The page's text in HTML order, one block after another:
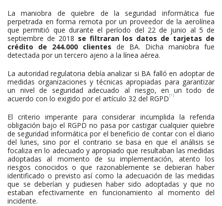
La maniobra de quiebre de la seguridad informática fue
perpetrada en forma remota por un proveedor de la aerolínea
que permitió que durante el período del 22 de junio al 5 de
septiembre de 2018 se filtraran los datos de tarjetas de
crédito de 244.000 clientes de BA. Dicha maniobra fue
detectada por un tercero ajeno a la línea aérea.
La autoridad regulatoria debía analizar si BA falló en adoptar de
medidas organizaciones y técnicas apropiadas para garantizar
un nivel de seguridad adecuado al riesgo, en un todo de
acuerdo con lo exigido por el artículo 32 del RGPD [1]
El criterio imperante para considerar incumplida la referida
obligación bajo el RGPD no pasa por castigar cualquier quiebre
de seguridad informática por el beneficio de contar con el diario
del lunes, sino por el contrario se basa en que el análisis se
focaliza en lo adecuado y apropiado que resultaban las medidas
adoptadas al momento de su implementación, atento los
riesgos conocidos o que razonablemente se debieran haber
identificado o previsto así como la adecuación de las medidas
que se deberían y pudiesen haber sido adoptadas y que no
estaban efectivamente en funcionamiento al momento del
incidente.